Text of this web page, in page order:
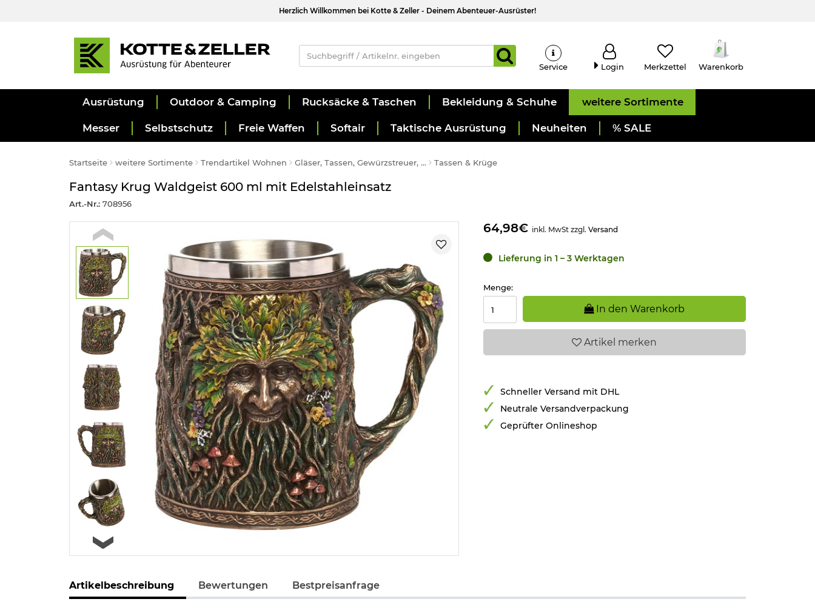
Herzlich Willkommen bei Kotte & Zeller - Deinem Abenteuer-Ausrüster!
Service Login Merkzettel Warenkorb
Ausrüstung Outdoor & Camping Rucksäcke & Taschen Bekleidung & Schuhe weitere Sortimente
Messer Selbstschutz Freie Waffen Softair Taktische Ausrüstung Neuheiten % SALE
Startseite weitere Sortimente Trendartikel Wohnen Gläser, Tassen, Gewürzstreuer, ... Tassen & Krüge
Fantasy Krug Waldgeist 600 ml mit Edelstahleinsatz
Art.-Nr.: 708956
64,98€ inkl. MwSt zzgl. Versand
Lieferung in 1 – 3 Werktagen
Menge:
In den Warenkorb
Artikel merken
Schneller Versand mit DHL
Neutrale Versandverpackung
Geprüfter Onlineshop
Artikelbeschreibung Bewertungen Bestpreisanfrage